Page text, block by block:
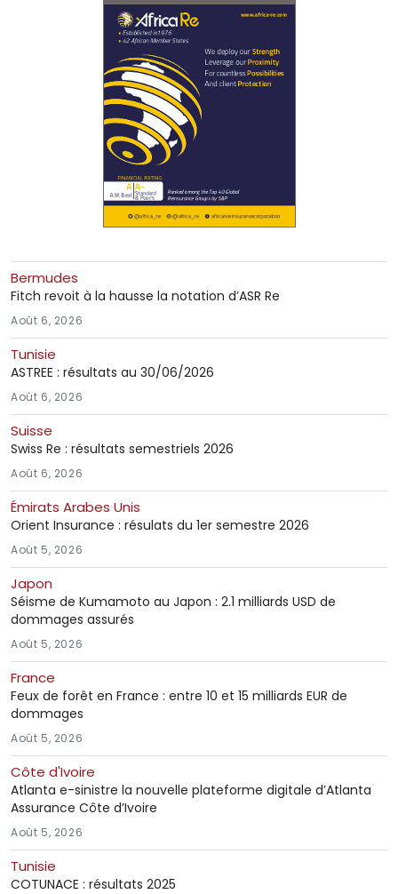
Bermudes
Fitch revoit à la hausse la notation d’ASR Re
Août 6, 2026
Tunisie
ASTREE : résultats au 30/06/2026
Août 6, 2026
Suisse
Swiss Re : résultats semestriels 2026
Août 6, 2026
Émirats Arabes Unis
Orient Insurance : résulats du 1er semestre 2026
Août 5, 2026
Japon
Séisme de Kumamoto au Japon : 2.1 milliards USD de
dommages assurés
Août 5, 2026
France
Feux de forêt en France : entre 10 et 15 milliards EUR de
dommages
Août 5, 2026
Côte d'Ivoire
Atlanta e-sinistre la nouvelle plateforme digitale d’Atlanta
Assurance Côte d’Ivoire
Août 5, 2026
Tunisie
COTUNACE : résultats 2025